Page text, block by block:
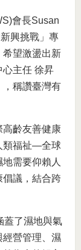
會長Susan
興挑戰」專
希望激盪出新
心主任 徐昇
，稱讚臺灣有
高齡友善健康
類福祉—全球
需要仰賴人
議，結合跨
蓋了濕地與氣
經營管理、濕